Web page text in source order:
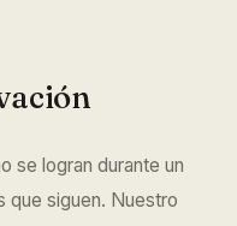
se logran durante un
que siguen. Nuestro